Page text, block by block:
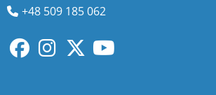
+48 509 185 062